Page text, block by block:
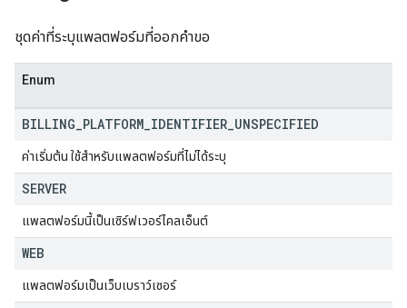
ชุดค่าที่ระบุแพลตฟอร์มที่ออกคำขอ
Enum
BILLING PLATFORM IDENTIFIER UNSPECIFIED
ค่าเริ่มต้น ใช้สำหรับแพลตฟอร์มที่ไม่ได้ระบุ
SERVER
แพลตฟอร์มนี้เป็นเซิร์ฟเวอร์ไคลเอ็นต์
WEB
แพลตฟอร์มเป็นเว็บเบราว์เซอร์